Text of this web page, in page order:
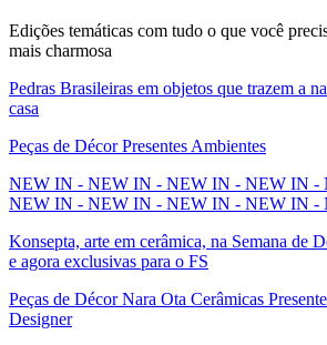
Edições temáticas com tudo o que você
mais charmosa
Pedras Brasileiras em objetos que trazem a
casa
Peças de Décor Presentes Ambientes
NEW IN - NEW IN - NEW IN - NEW IN -
NEW IN - NEW IN - NEW IN - NEW IN -
Konsepta, arte em cerâmica, na Semana de
e agora exclusivas para o FS
Peças de Décor Nara Ota Cerâmicas
Designer